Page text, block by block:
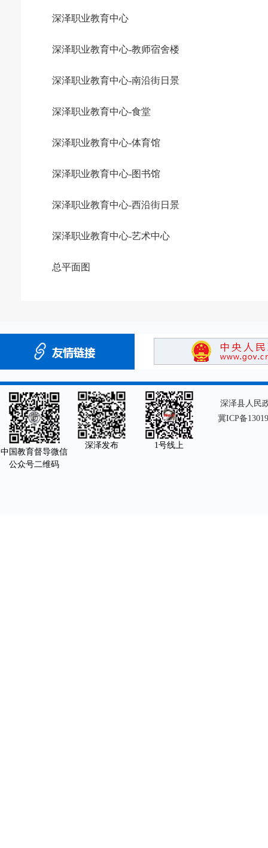
深泽职业教育中心
深泽职业教育中心-教师宿舍楼
深泽职业教育中心-南沿街日景
深泽职业教育中心-食堂
深泽职业教育中心-体育馆
深泽职业教育中心-图书馆
深泽职业教育中心-西沿街日景
深泽职业教育中心-艺术中心
总平面图